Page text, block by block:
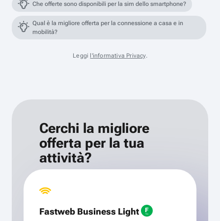
Che offerte sono disponibili per la sim dello smartphone?
Qual è la migliore offerta per la connessione a casa e in
mobilità?
Leggi l'informativa Privacy.
Cerchi la migliore
offerta per la tua
attività?
Fastweb Business Light